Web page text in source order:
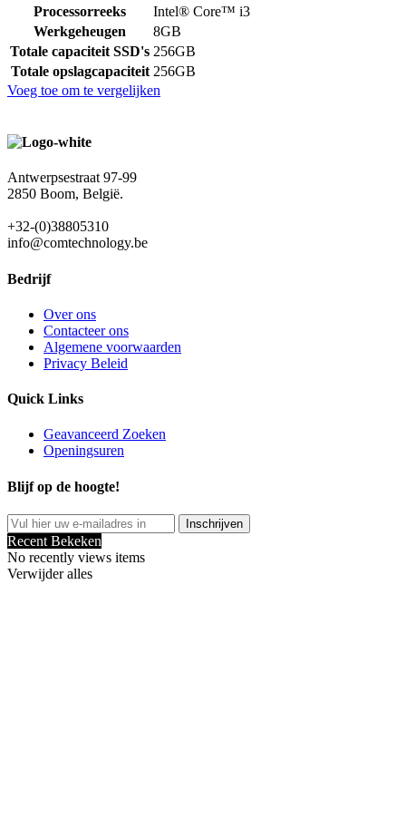
Processorreeks
Intel® Core™ i3
Werkgeheugen
8GB
Totale capaciteit SSD's 256GB
Totale opslagcapaciteit 256GB
Voeg toe om te vergelijken
Antwerpsestraat 97-99
2850 Boom, België.
+32-(0)38805310
info@comtechnology.be
Bedrijf
Over ons
Contacteer ons
Algemene voorwaarden
Privacy Beleid
Quick Links
Geavanceerd Zoeken
Openingsuren
Blijf op de hoogte!
Inschrijven
Recent Bekeken
No recently views items
Verwijder alles